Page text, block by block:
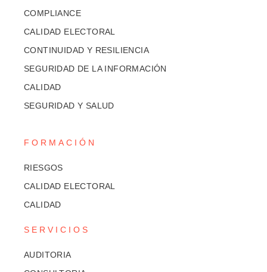
COMPLIANCE
CALIDAD ELECTORAL
CONTINUIDAD Y RESILIENCIA
SEGURIDAD DE LA INFORMACIÓN
CALIDAD
SEGURIDAD Y SALUD
FORMACIÓN
RIESGOS
CALIDAD ELECTORAL
CALIDAD
SERVICIOS
AUDITORIA